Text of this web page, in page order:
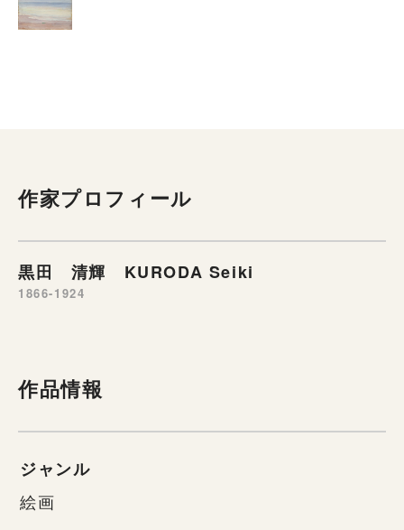
作家プロフィール
黒田 清輝 KURODA Seiki
1866-1924
作品情報
ジャンル
絵画